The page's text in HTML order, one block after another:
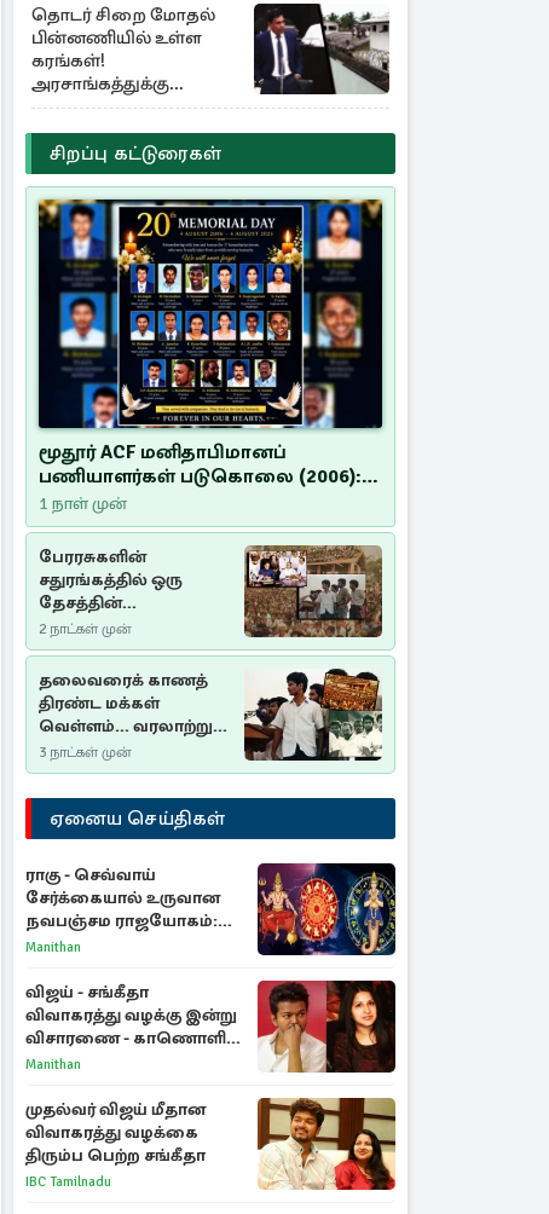
தொடர் சிறை மோதல்
பின்னணியில் உள்ள
கரங்கள்!
அரசாங்கத்துக்கு
கிடைத்த புலனாய்வு
தகவல்
சிறப்பு கட்டுரைகள்
மூதூர் ACF மனிதாபிமானப்
பணியாளர்கள் படுகொலை (2006):
20 ஆண்டுகளாகியும் நீதி
மறுக்கப்பட்ட மனிதாபிமானப்
பேரவலம்
1 நாள் முன்
பேரரசுகளின்
சதுரங்கத்தில் ஒரு
தேசத்தின்
தீர்க்கதரிசனம் :
சுதுமலை பிரகடனம்
ஒரு வரலாற்றுப் பாடம்
2 நாட்கள் முன்
தலைவரைக் காணத்
திரண்ட மக்கள்
வெள்ளம்... வரலாற்றுச்
சிறப்புமிக்க சுதுமலைப்
பிரகடனம்…
3 நாட்கள் முன்
ஏனைய செய்திகள்
ராகு - செவ்வாய்
சேர்க்கையால் உருவான
நவபஞ்சம ராஜயோகம்:
அதிர்ஷ்டம் பெறும் 3
Manithan
விஜய் - சங்கீதா
விவாகரத்து வழக்கு இன்று
விசாரணை - காணொளி
மூலம் ஆஜராக வாய்ப்பு
Manithan
முதல்வர் விஜய் மீதான
விவாகரத்து வழக்கை
திரும்ப பெற்ற சங்கீதா
IBC Tamilnadu